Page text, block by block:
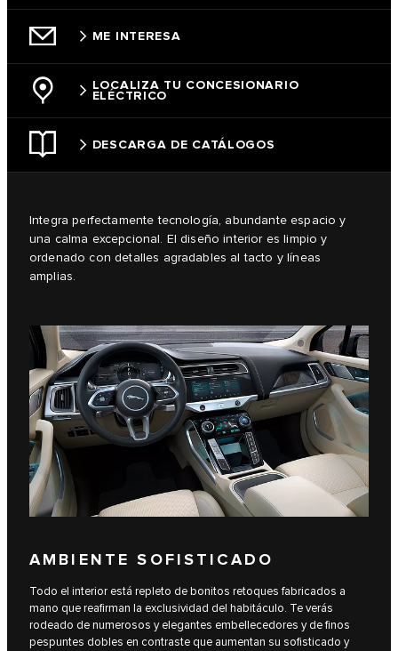
ME INTERESA
LOCALIZA TU CONCESIONARIO
ELÉCTRICO
DESCARGA DE CATÁLOGOS
Integra perfectamente tecnología, abundante espacio y
una calma excepcional. El diseño interior es limpio y
ordenado con detalles agradables al tacto y líneas
amplias.
AMBIENTE SOFISTICADO
Todo el interior está repleto de bonitos retoques fabricados a
mano que reafirman la exclusividad del habitáculo. Te verás
rodeado de numerosos y elegantes embellecedores y de finos
pespuntes dobles en contraste que aumentan su sofisticado y